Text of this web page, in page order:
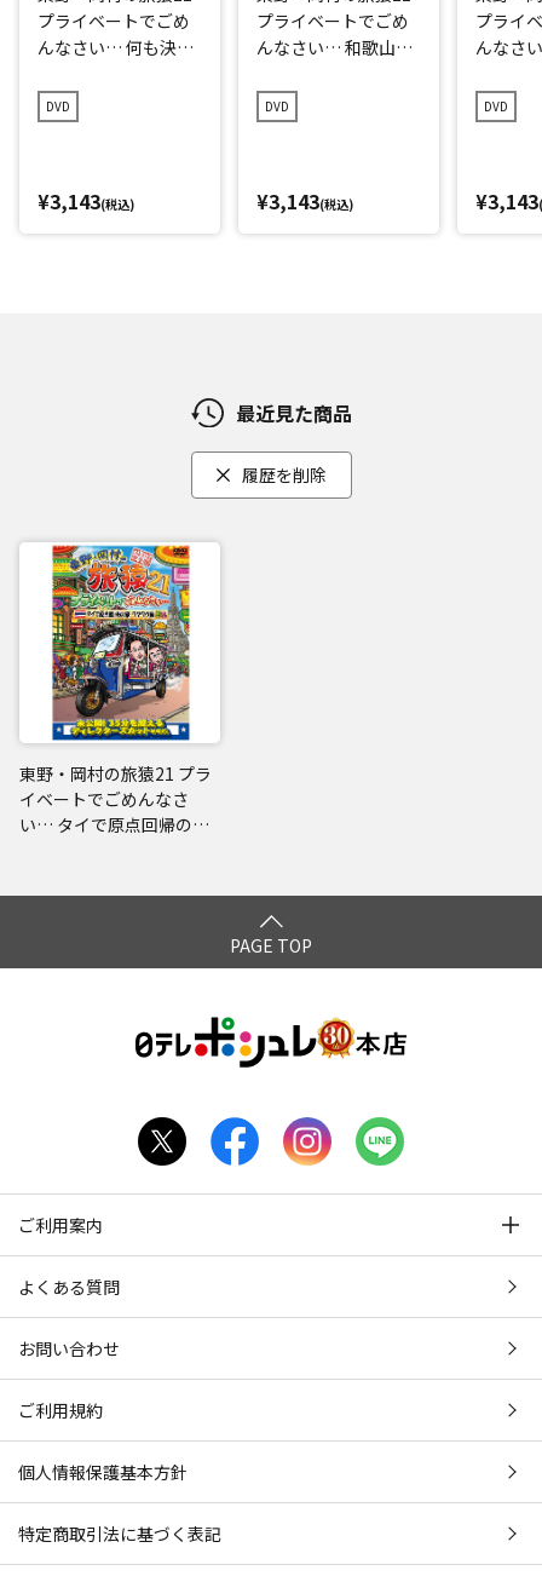
プライベートでごめ
んなさい… 何も決め
ミアム完全版
DVD
¥3,143(税込)
プライベートでごめ
んなさい… 和歌山県
ョーへの旅 プレミア
ム完全版
DVD
¥3,143(税込)
プライ
んなさ
編 プレ
DVD
¥3,143
最近見た商品
履歴を削除
東野・岡村の旅猿21 プラ
イベートでごめんなさ
い… タイで原点回帰の旅
PAGE TOP
ご利用案内
よくある質問
お問い合わせ
ご利用規約
個人情報保護基本方針
特定商取引法に基づく表記